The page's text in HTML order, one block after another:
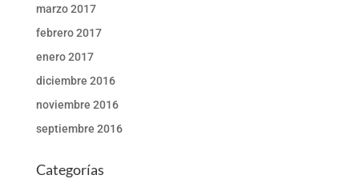
marzo 2017
febrero 2017
enero 2017
diciembre 2016
noviembre 2016
septiembre 2016
Categorías